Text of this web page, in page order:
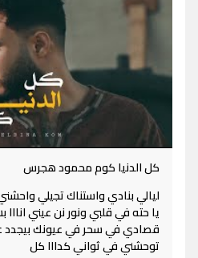
كل الدنيا كوم محمود هجرس
ليالي بنادي واستناك تجيلي
يا حته في قلبي ونور نن عيني
قصادي في سحر في عيونك بيجدد
توحشني في ثواني كدااا كل